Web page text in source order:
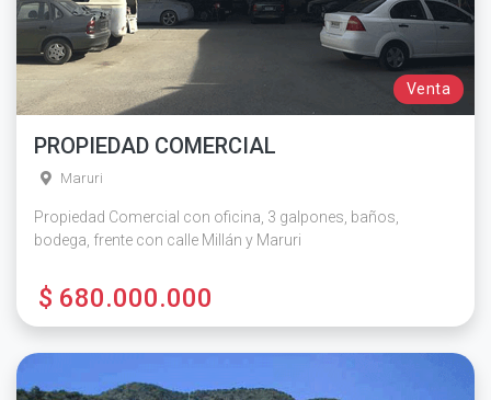
Venta
PROPIEDAD COMERCIAL
Maruri
Propiedad Comercial con oficina, 3 galpones, baños,
bodega, frente con calle Millán y Maruri
$ 680.000.000